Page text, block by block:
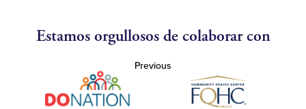
Estamos orgullosos de colaborar con
Previous